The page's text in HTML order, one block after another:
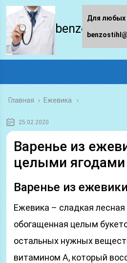
benzostihl.ru
Главная › Ежевика
25.02.2020
Варенье из
целыми ягодами
Варенье из ежевики
Ежевика – сладкая лесная
обогащенная целым
остальных нужных
витамином А, который
Для любых